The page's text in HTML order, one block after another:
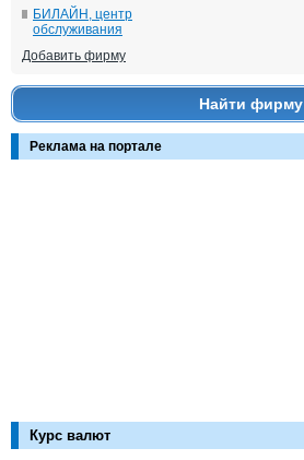
БИЛАЙН, центр
обслуживания
Добавить фирму
Найти фирму
Реклама на портале
Курс валют